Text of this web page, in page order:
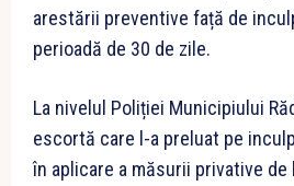
arestării preventive față de
perioadă de 30 de zile.
La nivelul Poliției Municipiului
escortă care l-a preluat pe
în aplicare a măsurii privative